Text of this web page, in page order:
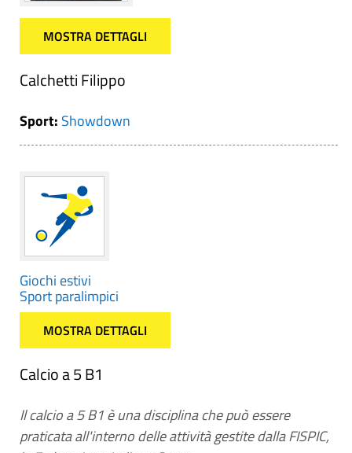
MOSTRA DETTAGLI
Calchetti Filippo
Sport: Showdown
Giochi estivi
Sport paralimpici
MOSTRA DETTAGLI
Calcio a 5 B1
Il calcio a 5 B1 è una disciplina che può essere
praticata all'interno delle attività gestite dalla FISPIC,